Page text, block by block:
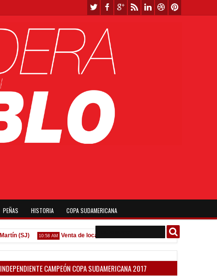
PEÑAS HISTORIA COPA SUDAMERICANA
(SJ) 10:58 AM Venta de localidades ante Platense 09:07 AM Godoy
INDEPENDIENTE CAMPEÓN COPA SUDAMERICANA 2017